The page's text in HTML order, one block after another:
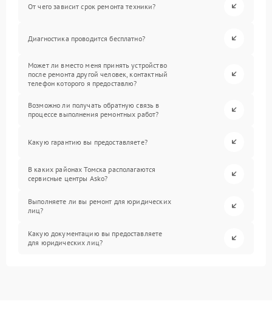
От чего зависит срок ремонта техники?
Диагностика проводится бесплатно?
Может ли вместо меня принять устройство
после ремонта другой человек, контактный
телефон которого я предоставлю?
Возможно ли получать обратную связь в
процессе выполнения ремонтных работ?
Какую гарантию вы предоставляете?
В каких районах Томска располагаются
сервисные центры Asko?
Выполняете ли вы ремонт для юридических
лиц?
Какую документацию вы предоставляете
для юридических лиц?